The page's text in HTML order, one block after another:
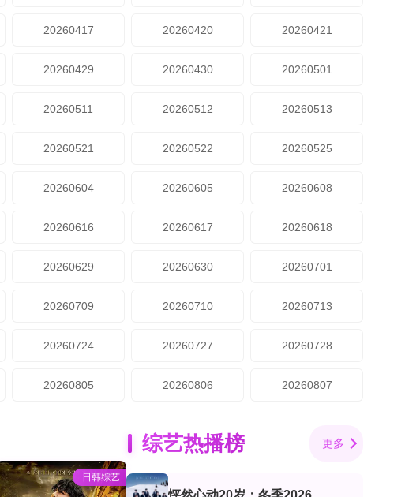
20260417 20260420 20260421
20260429 20260430 20260501
20260511 20260512 20260513
20260521 20260522 20260525
20260604 20260605 20260608
20260616 20260617 20260618
20260629 20260630 20260701
20260709 20260710 20260713
20260724 20260727 20260728
20260805 20260806 20260807
日韩综艺
综艺热播榜 更多